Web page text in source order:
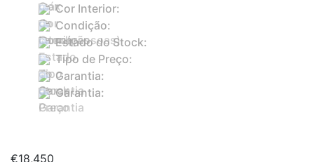
Cor Interior:
Condição:
Estado do Stock:
Tipo de Preço:
Garantia:
Garantia:
€18,450